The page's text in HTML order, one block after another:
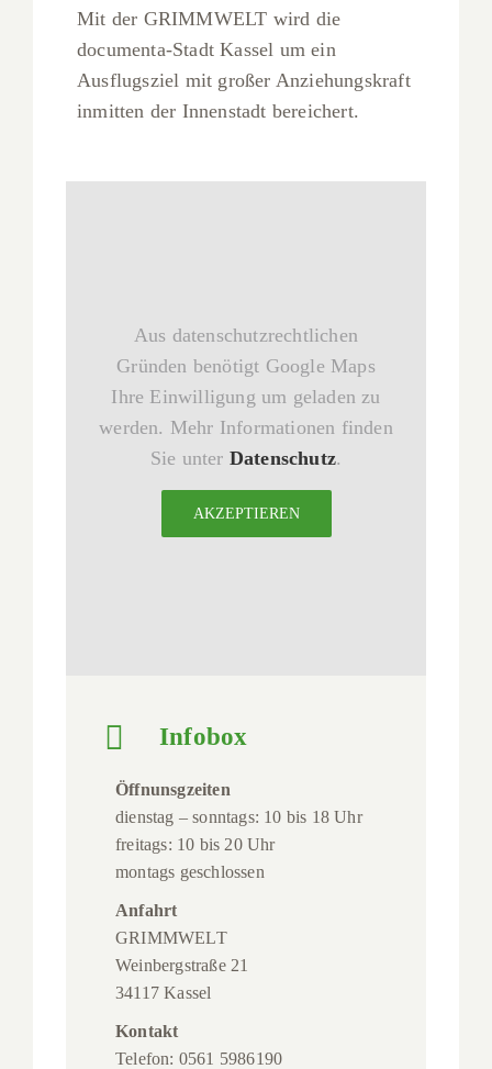
Mit der GRIMMWELT wird die
documenta-Stadt Kassel um ein
Ausflugsziel mit großer Anziehungskraft
inmitten der Innenstadt bereichert.
Aus datenschutzrechtlichen
Gründen benötigt Google Maps
Ihre Einwilligung um geladen zu
werden. Mehr Informationen finden
Sie unter Datenschutz.
AKZEPTIEREN
Infobox
Öffnunsgzeiten
dienstag – sonntags: 10 bis 18 Uhr
freitags: 10 bis 20 Uhr
montags geschlossen
Anfahrt
GRIMMWELT
Weinbergstraße 21
34117 Kassel
Kontakt
Telefon: 0561 5986190